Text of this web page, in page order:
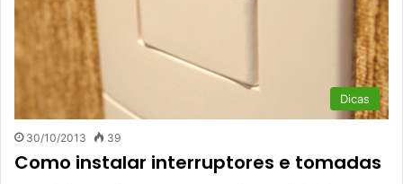
Dicas
30/10/2013 39
Como instalar interruptores e tomadas